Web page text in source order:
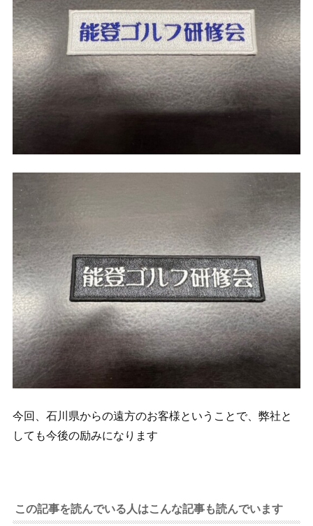
今回、石川県からの遠方のお客様ということで、弊社と
しても今後の励みになります
この記事を読んでいる人はこんな記事も読んでいます